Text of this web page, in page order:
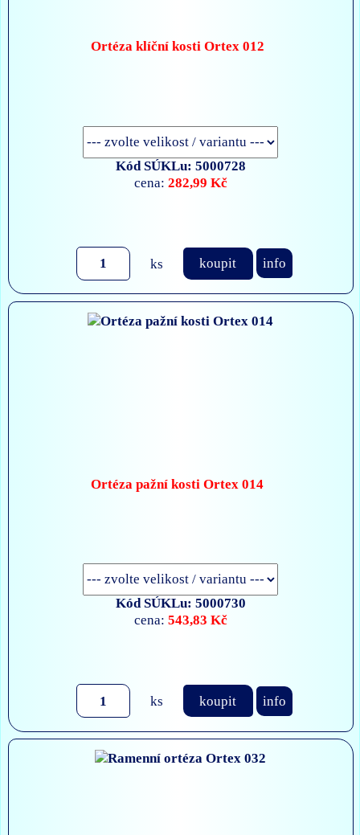
Ortéza klíční kosti Ortex 012
Kód SÚKLu: 5000728
cena: 282,99 Kč
ks koupit info
Ortéza pažní kosti Ortex 014
Kód SÚKLu: 5000730
cena: 543,83 Kč
ks koupit info